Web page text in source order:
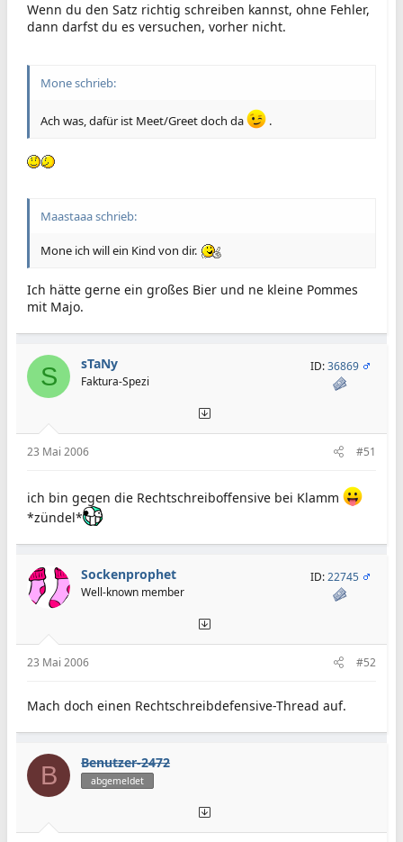
Wenn du den Satz richtig schreiben kannst, ohne Fehler,
dann darfst du es versuchen, vorher nicht.
Mone schrieb:
Ach was, dafür ist Meet/Greet doch da .
Maastaaa schrieb:
Mone ich will ein Kind von dir.
Ich hätte gerne ein großes Bier und ne kleine Pommes
mit Majo.
S sTaNy
Faktura-Spezi
ID:36869
23 Mai 2006 #51
ich bin gegen die Rechtschreiboffensive bei Klamm
*zündel*
Sockenprophet
Well-known member
ID:22745
23 Mai 2006 #52
Mach doch einen Rechtschreibdefensive-Thread auf.
B Benutzer-2472
abgemeldet